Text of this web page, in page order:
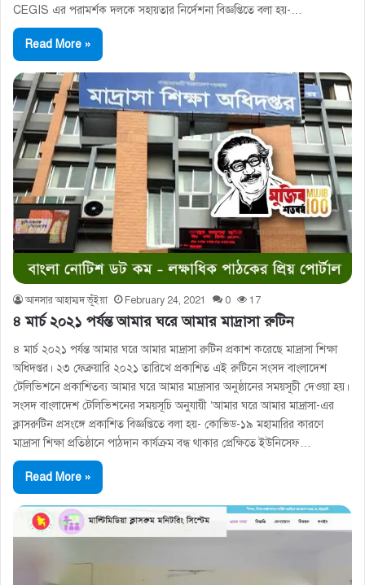
CEGIS এর পরামর্শক দলকে সহায়তার নির্দেশনা বিজ্ঞপ্তিতে বলা হয়-…
Read More »
আনসার আহাম্মদ ভূঁইয়া February 24, 2021 0 17
৪ মার্চ ২০২১ পর্যন্ত আমার ঘরে আমার মাদ্রাসা রুটিন
৪ মার্চ ২০২১ পর্যন্ত আমার ঘরে আমার মাদ্রাসা রুটিন প্রকাশ করেছে মাদ্রাসা শিক্ষা
অধিদপ্তর। ২৩ ফেব্রুয়ারি ২০২১ তারিখে প্রকাশিত এই রুটিনে সংসদ বাংলাদেশ
টেলিভিশনে প্রকাশিতব্য আমার ঘরে আমার মাদ্রাসার অনুষ্ঠানের সময়সূচী দেওয়া হয়।
সংসদ বাংলাদেশ টেলিভিশনের সময়সূচি অনুযায়ী ‘আমার ঘরে আমার মাদ্রাসা-এর
ক্লাসরুটিন প্রসংঙ্গে প্রকাশিত বিজ্ঞপ্তিতে বলা হয়- কোভিড-১৯ মহামারির কারণে
মাদ্রাসা শিক্ষা প্রতিষ্ঠানে পাঠদান কার্যক্রম বন্ধ থাকার প্রেক্ষিতে ইউনিসেফ…
Read More »